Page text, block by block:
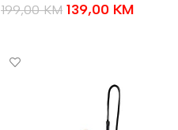
199,00KM 139,00 KM